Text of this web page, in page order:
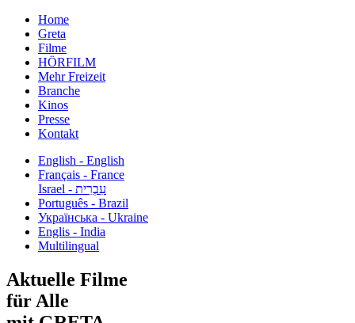
Home
Greta
Filme
HÖRFILM
Mehr Freizeit
Branche
Kinos
Presse
Kontakt
English - English
Français - France
עִבְרִית - Israel
Português - Brazil
Українська - Ukraine
Englis - India
Multilingual
Aktuelle Filme
für Alle